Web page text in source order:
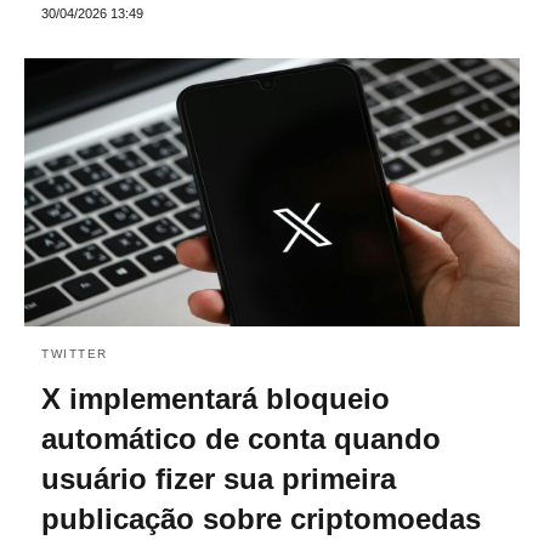
30/04/2026 13:49
TWITTER
X implementará bloqueio
automático de conta quando
usuário fizer sua primeira
publicação sobre criptomoedas